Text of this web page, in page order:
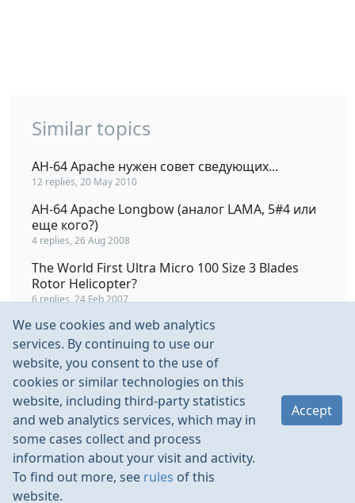
Similar topics
AH-64 Apache нужен совет сведующих...
12 replies, 20 May 2010
AH-64 Apache Longbow (аналог LAMA, 5#4 или
еще кого?)
4 replies, 26 Aug 2008
The World First Ultra Micro 100 Size 3 Blades
Rotor Helicopter?
6 replies, 24 Feb 2007
Направьте на путь правильный: Blade 130X
или Blade 300X
41 replies, 30 Aug 2013
E-Flite Blade MSR или Blade msR S SAFE
7 replies, 25 Apr 2017
We use cookies and web analytics
services. By continuing to use our
website, you consent to the use of
cookies or similar technologies on this
website, including third-party statistics
and web analytics services, which may in
some cases collect and process
information about your visit and activity.
To find out more, see rules of this
website.
Accept